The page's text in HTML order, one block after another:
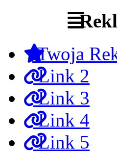
Twoja
Link 2
Link 3
Link 4
Link 5